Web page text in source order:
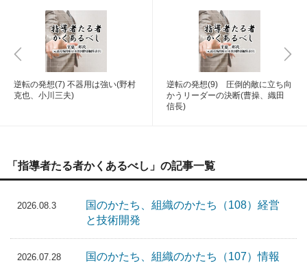
逆転の発想(7) 不器用は強い(野村
克也、小川三夫)
逆転の発想(9) 圧倒的敵に立ち向
かうリーダーの決断(曹操、織田
信長)
「指導者たる者かくあるべし」の記事一覧
2026.08.3
国のかたち、組織のかたち（108）経営
と技術開発
2026.07.28
国のかたち、組織のかたち（107）情報